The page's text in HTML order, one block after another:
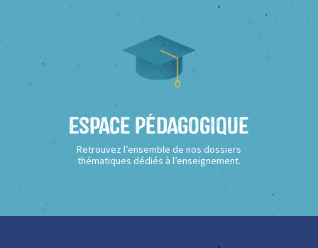
Espace Pédagogique
Retrouvez l’ensemble de nos dossiers
thématiques dédiés à l’enseignement.